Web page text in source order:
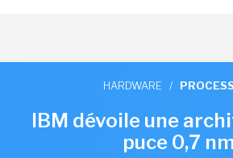
HARDWARE /
IBM dévoile une
puce 0,7